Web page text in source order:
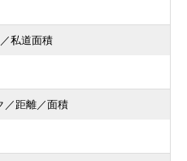
私道面積
／距離／面積